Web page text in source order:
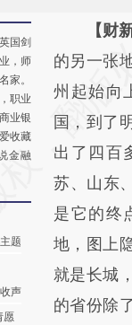
国剑
，师
家。
职业
业银
收藏
金融
题
声
愿
请务必在
AI
[https://
(https://
而成，可
财新观点
比对和校
【财
的另一张
州起始向
国，到了
出了四百
苏、山东
是它的终
地，图上
就是长城
的省份除